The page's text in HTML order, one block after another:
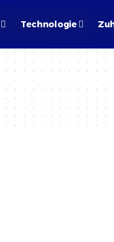
Technologie